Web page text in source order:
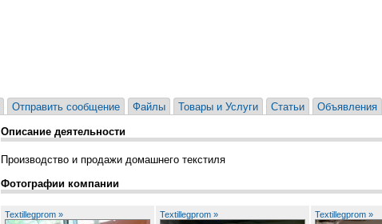
Отправить сообщение Файлы Товары и Услуги Статьи Объявления
Описание деятельности
Производство и продажи домашнего текстиля
Фотографии компании
Textillegprom » Textillegprom » Textillegprom »